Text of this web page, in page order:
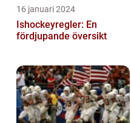
16 januari 2024
Ishockeyregler: En
fördjupande översikt